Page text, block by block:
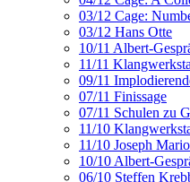
03/12 Cage:
03/12 Hans Otte
10/11 Albert-
11/11
09/11
07/11 Finissage
07/11 Schulen zu
11/10
11/10 Joseph
10/10 Albert-
06/10 Steffen